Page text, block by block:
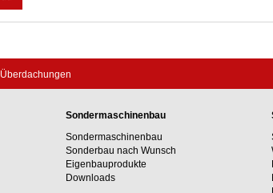
Überdachungen
Sondermaschinenbau
Sondermaschinenbau
Sonderbau nach Wunsch
Eigenbauprodukte
Downloads